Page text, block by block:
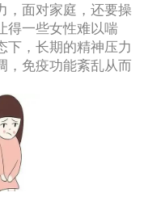
，面对家庭，还要操
得一些女性难以喘
下，长期的精神压力
，免疫功能紊乱从而